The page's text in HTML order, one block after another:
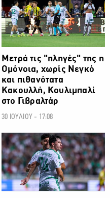
Μετρά τις "πληγές" της η
Ομόνοια, χωρίς Νεγκό
και πιθανότατα
Κακουλλή, Κουλιμπαλί
στο Γιβραλτάρ
30 ΙΟΥΛΙΟΥ - 17:08
ΠΡΩΤΑΘΛΗΜΑ CYTA